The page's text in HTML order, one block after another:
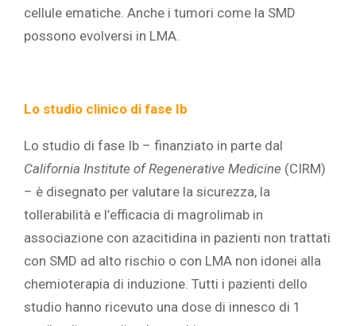
cellule ematiche. Anche i tumori come la SMD
possono evolversi in LMA.
Lo studio clinico di fase Ib
Lo studio di fase Ib – finanziato in parte dal
California Institute of Regenerative Medicine (CIRM)
– è disegnato per valutare la sicurezza, la
tollerabilità e l’efficacia di magrolimab in
associazione con azacitidina in pazienti non trattati
con SMD ad alto rischio o con LMA non idonei alla
chemioterapia di induzione. Tutti i pazienti dello
studio hanno ricevuto una dose di innesco di 1